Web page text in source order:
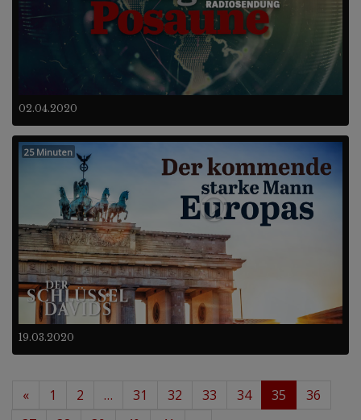
02.04.2020
19.03.2020
25 Minuten
« 1 2 … 31 32 33 34 35
36